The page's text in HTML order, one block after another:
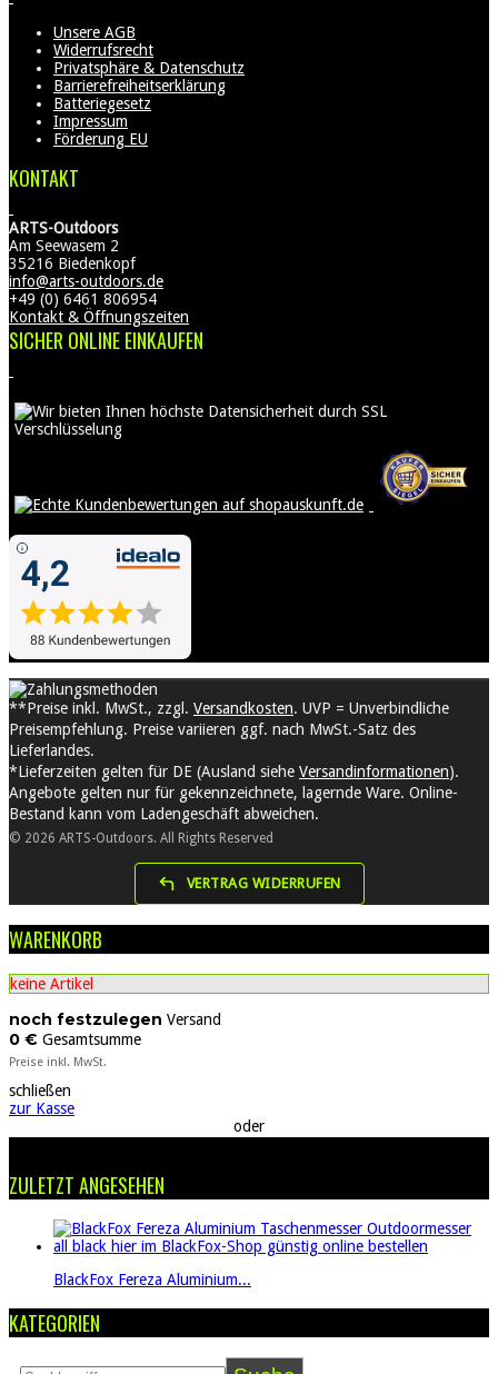
Unsere AGB
Widerrufsrecht
Privatsphäre & Datenschutz
Barrierefreiheitserklärung
Batteriegesetz
Impressum
Förderung EU
KONTAKT
ARTS-Outdoors
Am Seewasem 2
35216 Biedenkopf
info@arts-outdoors.de
+49 (0) 6461 806954
Kontakt & Öffnungszeiten
SICHER ONLINE EINKAUFEN
VERTRAG WIDERRUFEN
**Preise inkl. MwSt., zzgl. Versandkosten. UVP = Unverbindliche
Preisempfehlung. Preise variieren ggf. nach MwSt.-Satz des
Lieferlandes.
*Lieferzeiten gelten für DE (Ausland siehe Versandinformationen).
Angebote gelten nur für gekennzeichnete, lagernde Ware. Online-
Bestand kann vom Ladengeschäft abweichen.
© 2026 ARTS-Outdoors. All Rights Reserved
WARENKORB
keine Artikel
noch festzulegen Versand
0 € Gesamtsumme
Preise inkl. MwSt.
schließen
zur Kasse
oder
ZULETZT ANGESEHEN
BlackFox Fereza Aluminium...
KATEGORIEN